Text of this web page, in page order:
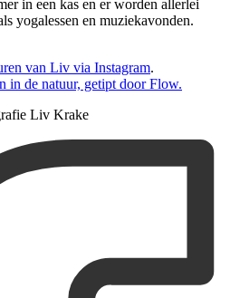
in een kas en er worden allerlei
yogalessen en muziekavonden.
van Liv via Instagram.
in de natuur, getipt door Flow.
Liv Krake